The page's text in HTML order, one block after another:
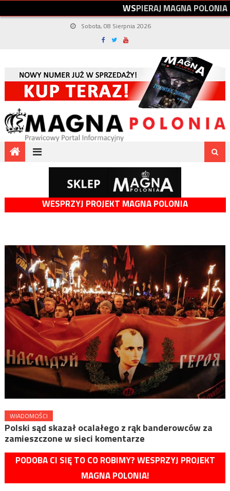
WSPIERAJMAGNAPOLONIA
Sobota, 08 Sierpnia 2026
WESPRZYJ PROJEKT MAGNA POLONIA
WIADOMOŚCI
Polski sąd skazał ocalałego z rąk banderowców za
zamieszczone w sieci komentarze
PODOBA CI SIĘ TO CO ROBIMY? WESPRZYJ PROJEKT
MAGNA POLONIA!